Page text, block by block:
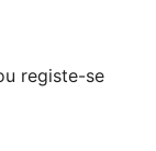
registe-se